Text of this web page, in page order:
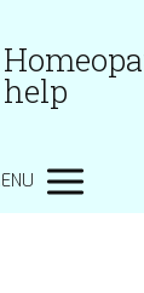
help